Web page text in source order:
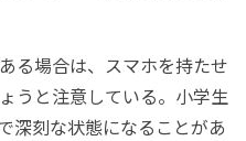
る場合は、スマホを持たせ
うと注意している。小学生
深刻な状態になることがあ